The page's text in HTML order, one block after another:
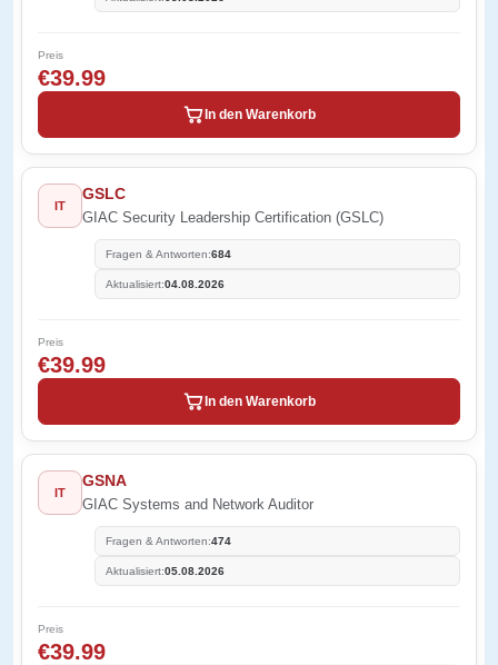
Preis
€39.99
In den Warenkorb
IT
GSLC
GIAC Security Leadership Certification (GSLC)
Fragen & Antworten:684
Aktualisiert:04.08.2026
Preis
€39.99
In den Warenkorb
IT
GSNA
GIAC Systems and Network Auditor
Fragen & Antworten:474
Aktualisiert:05.08.2026
Preis
€39.99